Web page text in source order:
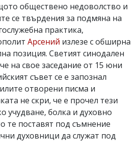
обществено недоволство и
се твърдения за подмяна на
практика,
Арсений излезе с обширна
позиция. Светият синодален
на свое заседание от 15 юни
съвет се е запознал
отворени писма и
не скри, че е прочел тези
учудване, болка и духовно
те поставят под съмнение
духовници да служат под